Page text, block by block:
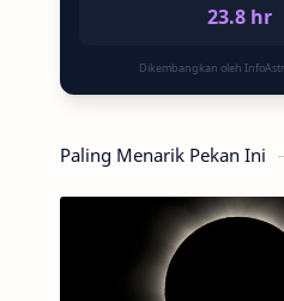
23.8 hr
Dikembangkan oleh
Paling Menarik Pekan Ini